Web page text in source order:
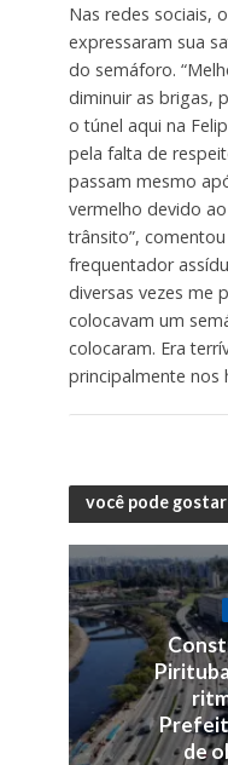
Nas redes sociais,
expressaram sua
do semáforo.
diminuir as brigas,
o túnel aqui na
pela falta de
passam mesmo
vermelho devido
trânsito”,
frequentador
diversas vezes me
colocavam um
colocaram. Era
principalmente nos
você pode gostar
de